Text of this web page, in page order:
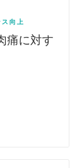
向上
痛に対す